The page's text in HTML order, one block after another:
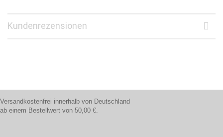
Kundenrezensionen
Versandkostenfrei innerhalb von Deutschland
ab einem Bestellwert von 50,00 €.